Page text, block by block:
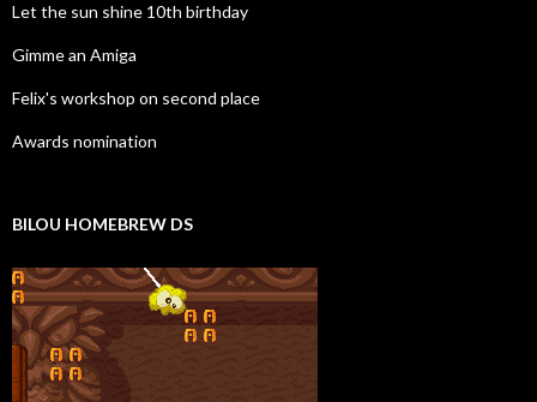
Let the sun shine 10th birthday
Gimme an Amiga
Felix's workshop on second place
Awards nomination
BILOU HOMEBREW DS